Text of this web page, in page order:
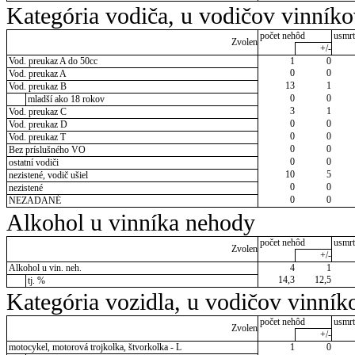
Kategória vodiča, u vodičov
Zvolen
počet nehôd
+/-
Vod. preukaz A do 50cc
1
0
Vod. preukaz A
0
0
Vod. preukaz B
13
1
mladší ako 18 rokov
0
0
Vod. preukaz C
3
1
Vod. preukaz D
0
0
Vod. preukaz T
0
0
Bez príslušného VO
0
0
ostatní vodiči
0
0
nezistené, vodič ušiel
10
5
nezistené
0
0
NEZADANÉ
0 0
Alkohol u vinníka nehody
Zvolen
počet nehôd
+/-
Alkohol u vin. neh.
4
1
tj. %
14,3 12,5
Kategória vozidla, u vodičov
Zvolen
počet nehôd
+/-
motocykel, motorová trojkolka, štvorkolka - L
1
0